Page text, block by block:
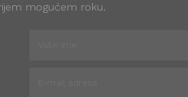
mogućem roku.